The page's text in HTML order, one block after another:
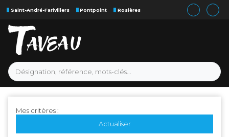
Saint-André-Farivillers Pontpoint Rosières
Mes critères :
Actualiser